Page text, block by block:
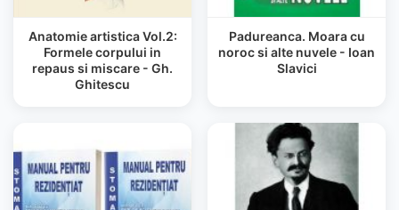
Anatomie artistica Vol.2:
Formele corpului in
repaus si miscare - Gh.
Ghitescu
Padureanca. Moara cu
noroc si alte nuvele - Ioan
Slavici